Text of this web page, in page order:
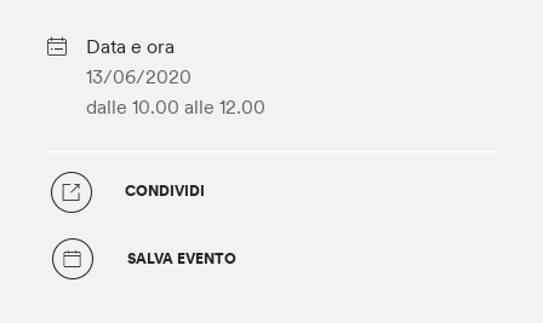
Data e ora
13/06/2020
dalle 10.00 alle 12.00
CONDIVIDI
SALVA EVENTO